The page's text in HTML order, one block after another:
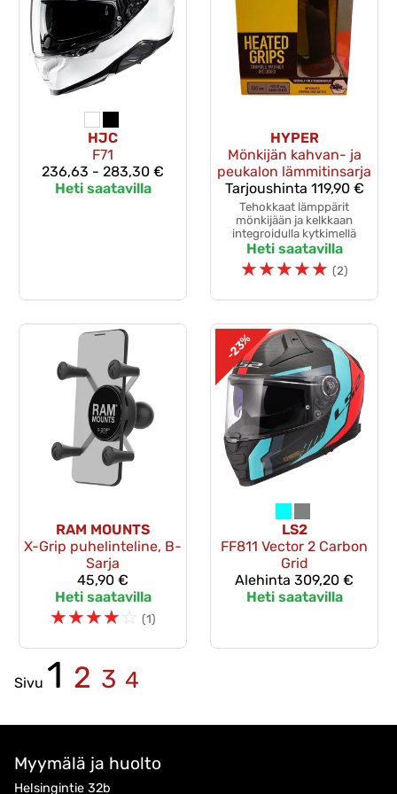
HJC
F71
236,63 - 283,30 €
Heti saatavilla
HYPER
Mönkijän kahvan- ja
peukalon lämmitinsarja
Tarjoushinta 119,90 €
Tehokkaat lämppärit
mönkijään ja kelkkaan
integroidulla kytkimellä
Heti saatavilla
☆☆☆☆☆ (2)
RAM MOUNTS
X-Grip puhelinteline, B-
Sarja
45,90 €
Heti saatavilla
☆☆☆☆☆ (1)
-23%
LS2
FF811 Vector 2 Carbon
Grid
Alehinta 309,20 €
Heti saatavilla
Sivu 1 2 3 4
Myymälä ja huolto
Helsingintie 32b